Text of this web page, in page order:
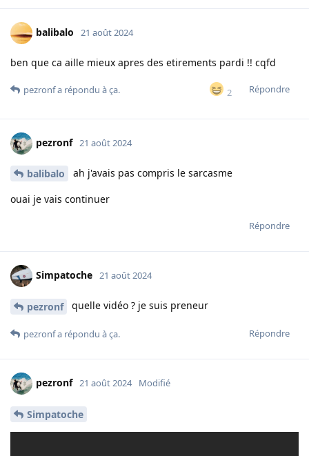
balibalo 21 août 2024
ben que ca aille mieux apres des etirements pardi !! cqfd
2 Répondre
pezronfa répondu à ça.
pezronf 21 août 2024
balibalo ah j'avais pas compris le sarcasme
ouai je vais continuer
Répondre
Simpatoche 21 août 2024
pezronf quelle vidéo ? je suis preneur
Répondre
pezronfa répondu à ça.
pezronf 21 août 2024 Modifié
Simpatoche